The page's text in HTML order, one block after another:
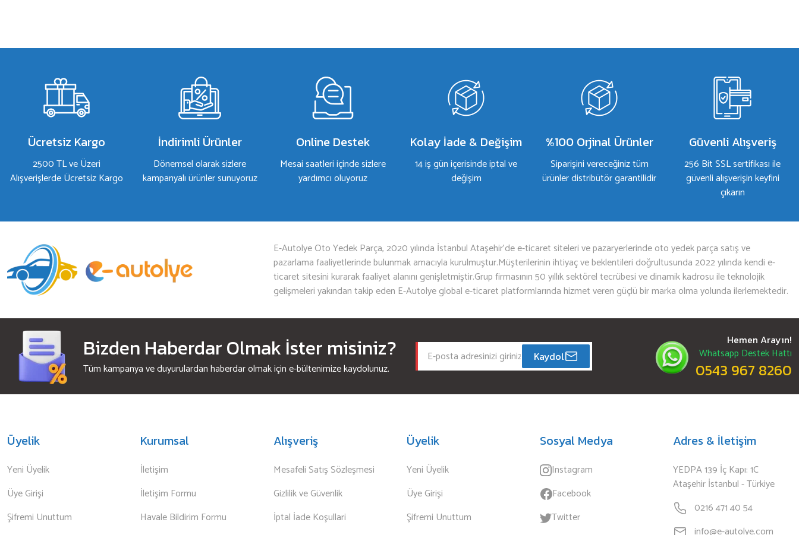
Bu ürüne ilk yorumu siz yapın!
Ürün açıklamasında eksik bilgiler bulunuyor.
Ürün bilgilerinde hatalar bulunuyor.
Ürün fiyatı diğer sitelerden daha pahalı.
Bu ürüne benzer farklı alternatifler olmalı.
Ücretsiz Kargo
2500 TL ve Üzeri
Alışverişlerde Ücretsiz Kargo
İndirimli Ürünler
Dönemsel olarak sizlere
kampanyalı ürünler sunuyoruz
Online Destek
Mesai saatleri içinde sizlere
yardımcı oluyoruz
Kolay İade & Değişim
14 iş gün içerisinde iptal ve
değişim
%100 Orjinal Ürünler
Siparişini vereceğiniz tüm
ürünler distribütör garantilidir
Güvenli Alışveriş
256 Bit SSL sertifikası ile
güvenli alışverişin keyfini
çıkarın
E-Autolye Oto Yedek Parça, 2020 yılında İstanbul Ataşehir’de e-ticaret siteleri ve pazaryerlerinde oto yedek parça satış ve
pazarlama faaliyetlerinde bulunmak amacıyla kurulmuştur.Müşterilerinin ihtiyaç ve beklentileri doğrultusunda 2022 yılında kendi e-
ticaret sitesini kurarak faaliyet alanını genişletmiştir.Grup firmasının 50 yıllık sektörel tecrübesi ve dinamik kadrosu ile teknolojik
gelişmeleri yakından takip eden E-Autolye global e-ticaret platformlarında hizmet veren güçlü bir marka olma yolunda ilerlemektedir.
Bizden Haberdar Olmak İster misiniz?
Tüm kampanya ve duyurulardan haberdar olmak için e-bültenimize kaydolunuz.
Kaydol
Hemen Arayın!
Whatsapp Destek Hattı
0543 967 8260
Üyelik
Yeni Üyelik
Üye Girişi
Şifremi Unuttum
Kurumsal
İletişim
İletişim Formu
Havale Bildirim Formu
Alışveriş
Mesafeli Satış Sözleşmesi
Gizlilik ve Güvenlik
İptal İade Koşullari
Üyelik
Yeni Üyelik
Üye Girişi
Şifremi Unuttum
Sosyal Medya
Instagram
Facebook
Twitter
Adres & İletişim
YEDPA 139 İç Kapı: 1C
Ataşehir İstanbul - Türkiye
0216 471 40 54